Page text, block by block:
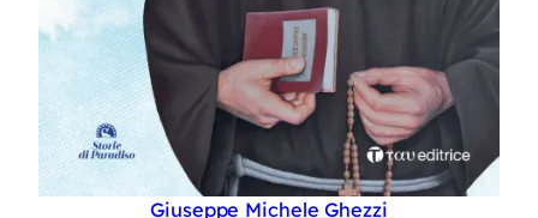
Giuseppe Michele Ghezzi